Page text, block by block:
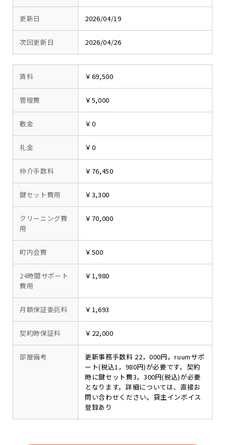
更新日 2026/04/19
次回更新日 2026/04/26
賃料 ￥69,500
管理費 ￥5,000
敷金 ￥0
礼金 ￥0
仲介手数料 ￥76,450
鍵セット費用 ￥3,300
クリーニング費
用
￥70,000
町内会費 ￥500
24時間サポート
費用
￥1,980
月額保証委託料 ￥1,693
契約時保証料 ￥22,000
部屋備考
更新事務手数料 22，000円。ruumサポ
ート(税込1，980円)が必要です。契約
時に鍵セット費3，300円(税込)が必要
となります。詳細については、直接お
問い合わせください。貸主インボイス
登録あり